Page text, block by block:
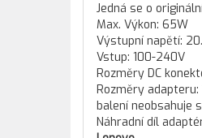
Jedná se o
Max. Výkon: 65W
Výstupní napětí:
Vstup: 100-240V
Rozměry DC
Rozměry adapteru:
balení neobsahuje
Náhradní díl